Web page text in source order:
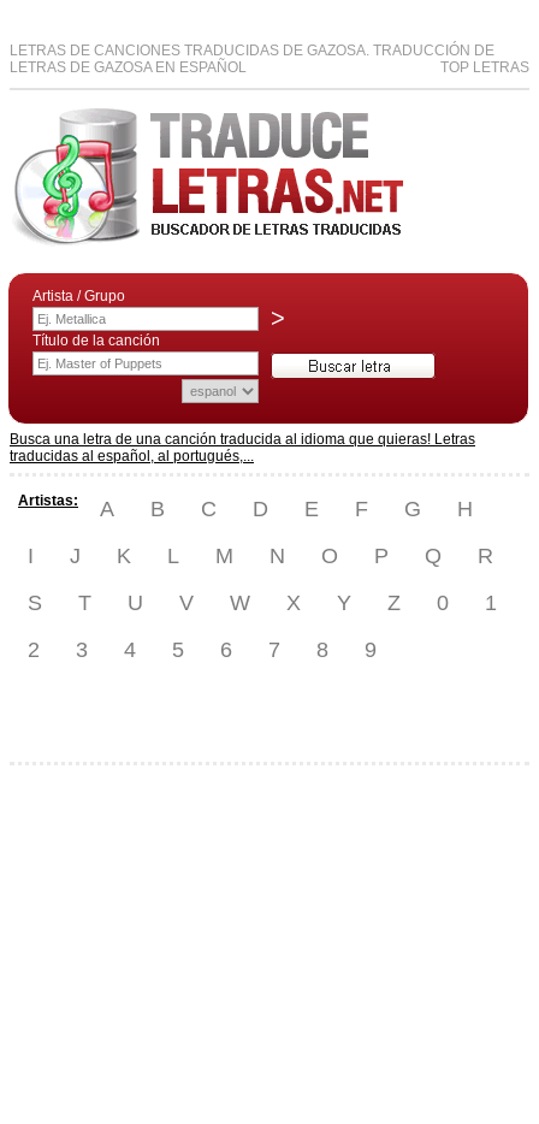
LETRAS DE CANCIONES TRADUCIDAS DE GAZOSA. TRADUCCIÓN DE
LETRAS DE GAZOSA EN ESPAÑOL
TOP LETRAS
Artista / Grupo
>
Título de la canción
Busca una letra de una canción traducida al idioma que quieras! Letras
traducidas al español, al portugués,...
Artistas: A B C D E F G
H
I
J K L M N O P Q
R
S
T U V W X Y Z 0
1
2
3 4 5 6 7 8 9